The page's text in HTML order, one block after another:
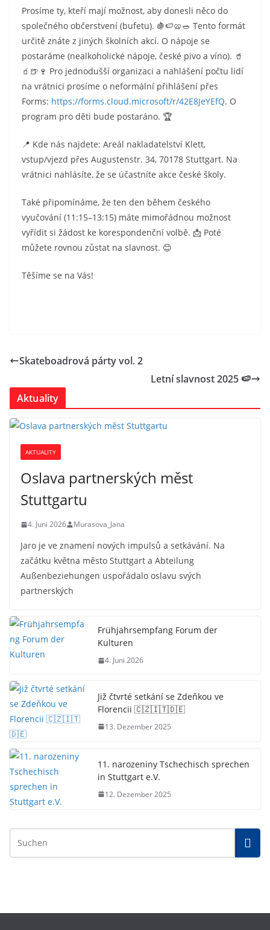
Prosíme ty, kteří mají možnost, aby donesli něco do
společného občerstvení (bufetu). 🍇🍉🥨🥗 Tento formát
určitě znáte z jiných školních akcí. O nápoje se
postaráme (nealkoholické nápoje, české pivo a víno). 🥤
🧃🍺🍷 Pro jednodušší organizaci a nahlášení počtu lidí
na vrátnici prosíme o neformální přihlášení přes
Forms: https://forms.cloud.microsoft/r/42E8JeYEfQ. O
program pro děti bude postaráno. 🏆
📍 Kde nás najdete: Areál nakladatelství Klett,
vstup/vjezd přes Augustenstr. 34, 70178 Stuttgart. Na
vrátnici nahlásíte, že se účastníte akce české školy.
Také připomínáme, že ten den během českého
vyučování (11:15–13:15) máte mimořádnou možnost
vyřídit si žádost ke korespondenční volbě. 📩 Poté
můžete rovnou zůstat na slavnost. 😊
Těšíme se na Vás!
Skateboadrová párty vol. 2
Letní slavnost 2025 🍉
Aktuality
AKTUALITY
Oslava partnerských měst
Stuttgartu
4. Juni 2026 Murasova_Jana
Jaro je ve znamení nových impulsů a setkávání. Na
začátku května město Stuttgart a Abteilung
Außenbeziehungen uspořádalo oslavu svých
partnerských
Frühjahrsempfang Forum der
Kulturen
4. Juni 2026
Již čtvrté setkání se Zdeňkou ve
Florencii 🇨🇿🇮🇹🇩🇪
13. Dezember 2025
11. narozeniny Tschechisch sprechen
in Stuttgart e.V.
12. Dezember 2025